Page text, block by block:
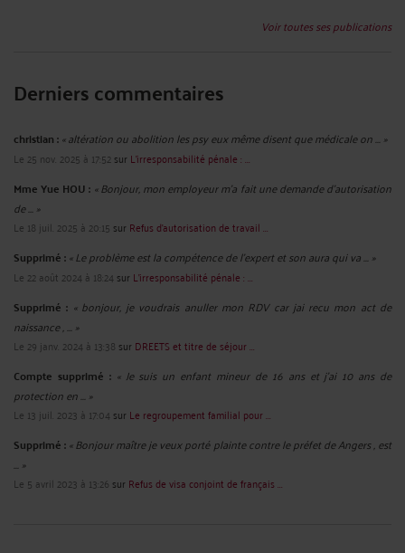
Voir toutes ses publications
Derniers commentaires
christian :« altération ou abolition les psy eux même disent que médicale on ... »
Le 25 nov. 2025 à 17:52sur L'irresponsabilité pénale : ...
Mme Yue HOU : « Bonjour, mon employeur m'a fait une demande d'autorisation
de ... »
Le 18 juil. 2025 à 20:15 sur Refus d’autorisation de travail ...
Supprimé :« Le problème est la compétence de l'expert et son aura qui va ... »
Le 22 août 2024 à 18:24 sur L'irresponsabilité pénale : ...
Supprimé : « bonjour, je voudrais anuller mon RDV car jai recu mon act de
naissance , ... »
Le 29 janv. 2024 à 13:38 sur DREETS et titre de séjour ...
Compte supprimé : « Je suis un enfant mineur de 16 ans et j'ai 10 ans de
protection en ... »
Le 13 juil. 2023 à 17:04 sur Le regroupement familial pour ...
Supprimé :« Bonjour maître je veux porté plainte contre le préfet de Angers , est
... »
Le 5 avril 2023 à 13:26 sur Refus de visa conjoint de français ...